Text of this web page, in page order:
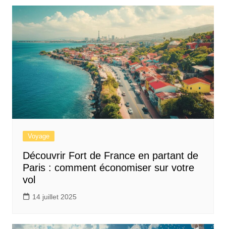
Voyage
Découvrir Fort de France en partant de
Paris : comment économiser sur votre
vol
14 juillet 2025